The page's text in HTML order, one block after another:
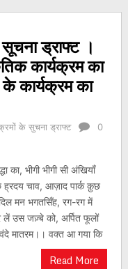
ड्राफ्ट ।
कार्यक्रम का
कार्यक्रम का
के सुचना ड्राफ्ट
0
का, भीगी भीगी सी अंखियाँ
चाव, आज़ाद पार्क क़ुछ
मन भगतसिँह, रग-रग में
उस जज़्बे को, अर्पित फूलों
मातरम।। वक्त आ गया कि
Read More